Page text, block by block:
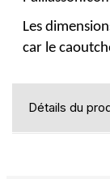
Les
car le
Détails du